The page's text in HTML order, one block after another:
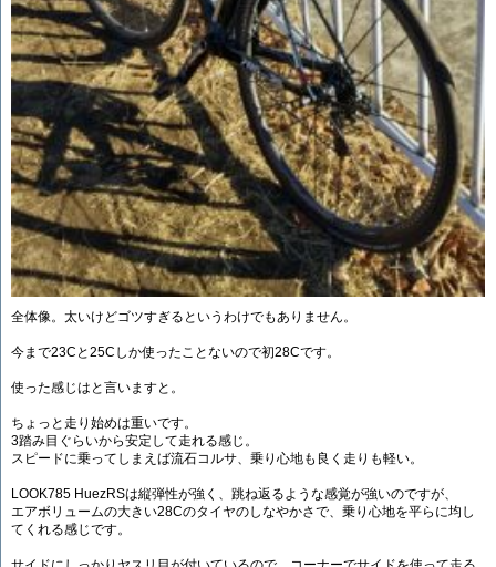
全体像。太いけどゴツすぎるというわけでもありません。
今まで23Cと25Cしか使ったことないので初28Cです。
使った感じはと言いますと。
ちょっと走り始めは重いです。
3踏み目ぐらいから安定して走れる感じ。
スピードに乗ってしまえば流石コルサ、乗り心地も良く走りも軽い。
LOOK785 HuezRSは縦弾性が強く、跳ね返るような感覚が強いのですが、
エアボリュームの大きい28Cのタイヤのしなやかさで、乗り心地を平らに均し
てくれる感じです。